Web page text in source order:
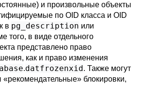
и произвольные объекты
по OID класса и OID
в pg_description или
того, в виде отдельного
представлено право
как и право изменения
.datfrozenxid. Также могут
«рекомендательные» блокировки,